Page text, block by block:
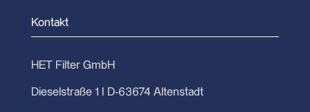
Kontakt
HET Filter GmbH
Dieselstraße 1 I D-63674 Altenstadt